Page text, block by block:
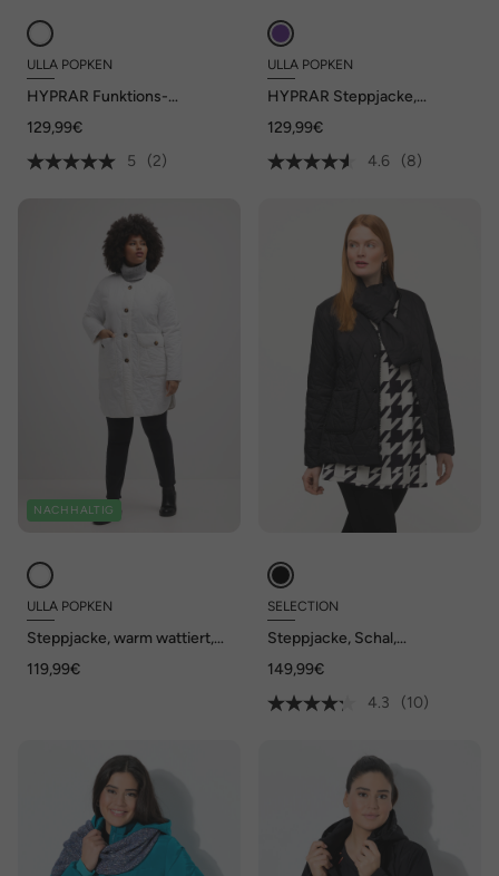
ULLA POPKEN
HYPRAR Funktions-
wasserabweisend
129,99€
5
(2)
ULLA POPKEN
HYPRAR Steppjacke,
Stehkragen
129,99€
4.6
(8)
NACHHALTIG
ULLA POPKEN
Steppjacke, warm wattiert,
119,99€
SELECTION
Steppjacke, Schal,
149,99€
4.3
(10)